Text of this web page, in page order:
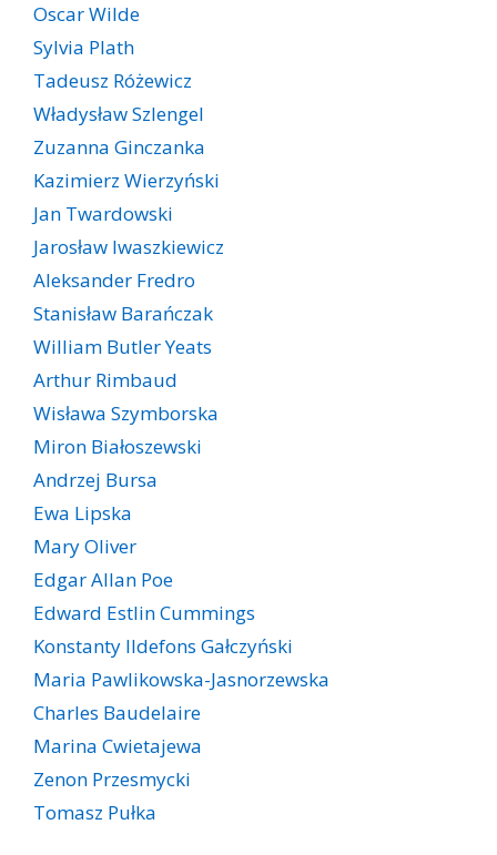
Oscar Wilde
Sylvia Plath
Tadeusz Różewicz
Władysław Szlengel
Zuzanna Ginczanka
Kazimierz Wierzyński
Jan Twardowski
Jarosław Iwaszkiewicz
Aleksander Fredro
Stanisław Barańczak
William Butler Yeats
Arthur Rimbaud
Wisława Szymborska
Miron Białoszewski
Andrzej Bursa
Ewa Lipska
Mary Oliver
Edgar Allan Poe
Edward Estlin Cummings
Konstanty Ildefons Gałczyński
Maria Pawlikowska-Jasnorzewska
Charles Baudelaire
Marina Cwietajewa
Zenon Przesmycki
Tomasz Pułka